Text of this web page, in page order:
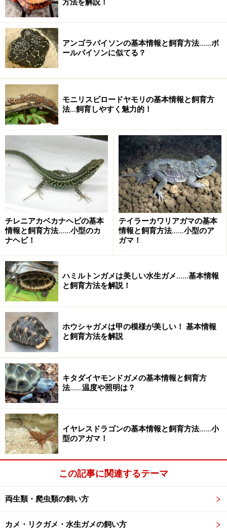
赤っ恥をかかない程度の知識
基本的にはパキスタンに分布するヘビ
カンムリヘビの亜種とされることもある
別名はミケヘビ
体色や斑紋には個体差が激しい
黄褐色地に背面がうっすらとオレンジ色、頭部は金
属光沢のある黒色というのが基本
飼育容器フタがしっかりとできるプラケ
ースや衣装ケース温度ケージ下からシートヒーターで保
温する照明特に必要なし床材ウッドシェイブなど容器内
レイアウトあまり水浴びはしないが、念のため体全体が
入る水容器は設置しておいた方がよい餌冷凍マウスやラ
ットを解凍して与える基本的な世話
繁殖を狙う場合は短期間のクーリングが必須と思われ
る
など※「飼育の基本情報」は海外サイトを参考にしまし
た。
＜おすすめINDEX＞
ヘビのコミュニティサイト
ヘビfrom All About
Terra Herps.では図鑑作りへのあなたの参加を待っていま
す！
自分の持っているロイヤルディアデマスネークに関
する情報を書きたい！
星野の情報はココが間違っている！
みなさんが提供した情報や意見を読みたい！
そんなあなたはココをクリック！
※ペットは、種類や体格（体重、サイズ、成長）などにより個体
差があります。記事内容は全ての個体へ一様に当てはまるわけで
はありません。
アンゴラパイソンの基本情報と飼育方法……ボ
ールパイソンに似てる？
モニリスビロードヤモリの基本情報と飼育方
法…飼育しやすく魅力的！
チレニアカベカナヘビの基本
情報と飼育方法……小型のカ
ナヘビ！
テイラーカワリアガマの基本
情報と飼育方法……小型のア
ガマ！
ハミルトンガメは美しい水生ガメ……基本情報
と飼育方法を解説！
ホウシャガメは甲の模様が美しい！ 基本情報
と飼育方法を解説
キタダイヤモンドガメの基本情報と飼育方
法……温度や照明は？
イヤレスドラゴンの基本情報と飼育方法……小
型のアガマ！
この記事に関連するテーマ
両生類・爬虫類の飼い方
カメ・リクガメ・水生ガメの飼い方